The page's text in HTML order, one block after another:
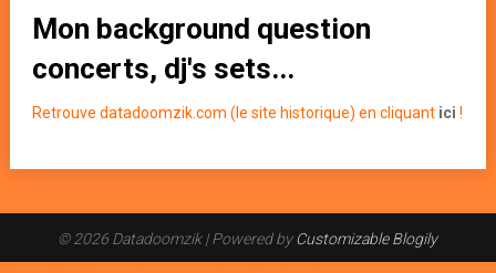
Mon background question
concerts, dj's sets...
Retrouve datadoomzik.com (le site historique) en cliquant ici !
© 2026 Datadoomzik| Powered byCustomizable Blogily